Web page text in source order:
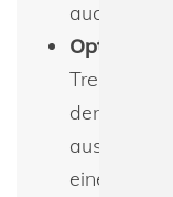
auch eine
Optimale
Trenner
denen
eine